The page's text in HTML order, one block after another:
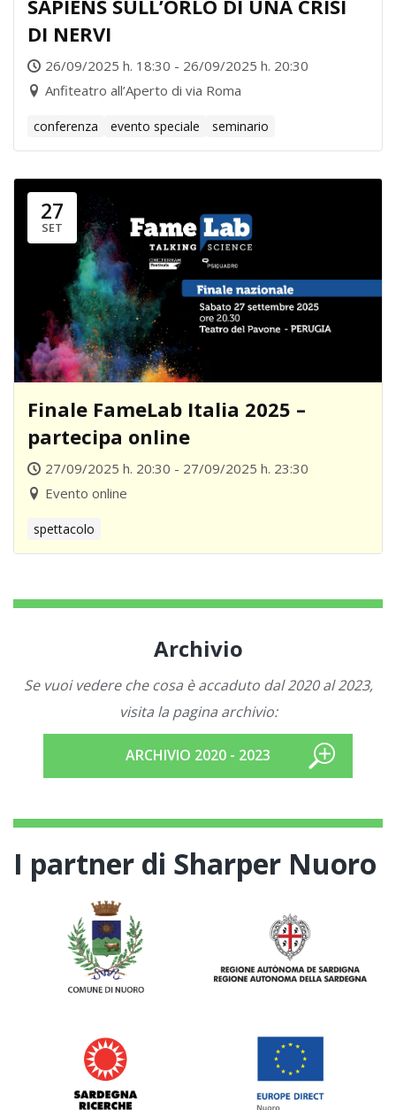
SAPIENS SULL’ORLO DI UNA CRISI
DI NERVI
26/09/2025 h. 18:30 - 26/09/2025 h. 20:30
Anfiteatro all’Aperto di via Roma
conferenza evento speciale seminario
27
SET
Finale FameLab Italia 2025 –
partecipa online
27/09/2025 h. 20:30 - 27/09/2025 h. 23:30
Evento online
spettacolo
Archivio
Se vuoi vedere che cosa è accaduto dal 2020 al 2023,
visita la pagina archivio:
ARCHIVIO 2020 - 2023
I partner di Sharper Nuoro